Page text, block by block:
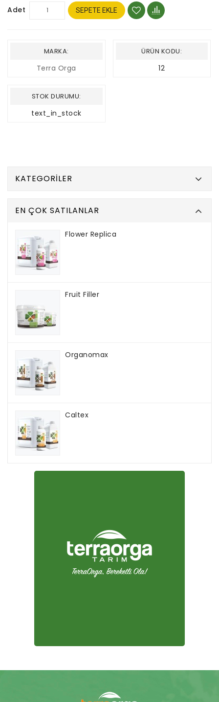
Adet SEPETE EKLE
MARKA:
Terra Orga
ÜRÜN KODU:
12
STOK DURUMU:
text_in_stock
KATEGORILER
EN ÇOK SATILANLAR
Flower Replica
Fruit Filler
Organomax
Caltex